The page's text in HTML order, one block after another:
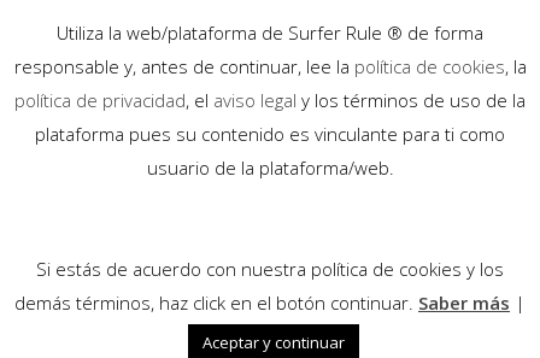
06
SERIES CANTÁBRICAS SURFSKI
Utiliza la web/plataforma de Surfer Rule ® de forma
responsable y, antes de continuar, lee la política de cookies, la
política de privacidad, el aviso legal y los términos de uso de la
plataforma pues su contenido es vinculante para ti como
usuario de la plataforma/web.
Si estás de acuerdo con nuestra política de cookies y los
demás términos, haz click en el botón continuar. Saber más |
Aceptar y continuar